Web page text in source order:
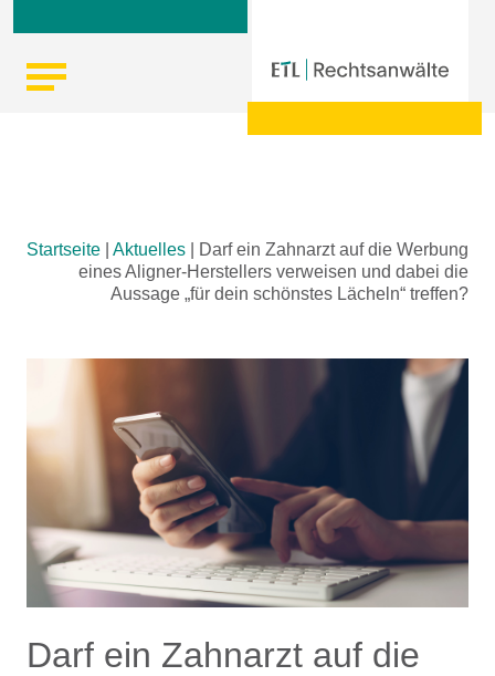
Startseite Aktuelles
Darf ein Zahnarzt auf die Werbung
eines Aligner-Herstellers verweisen und dabei die
Aussage „für dein schönstes Lächeln“ treffen?
Darf ein Zahnarzt auf die